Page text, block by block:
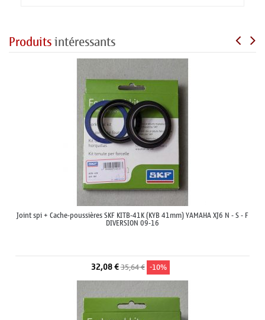
Produitsintéressants
Joint spi + Cache-poussières SKF KITB-41K (KYB 41mm) YAMAHA XJ6 N - S - F
DIVERSION 09-16
32,08 €35,64 € -10%